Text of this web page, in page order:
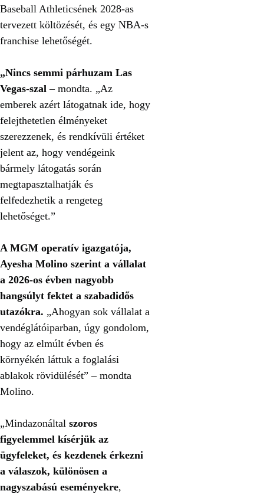
Baseball Athleticsének 2028-as
tervezett költözését, és egy NBA-s
franchise lehetőségét.
„Nincs semmi párhuzam Las
Vegas-szal – mondta. „Az
emberek azért látogatnak ide, hogy
felejthetetlen élményeket
szerezzenek, és rendkívüli értéket
jelent az, hogy vendégeink
bármely látogatás során
megtapasztalhatják és
felfedezhetik a rengeteg
lehetőséget.”
A MGM operatív igazgatója,
Ayesha Molino szerint a vállalat
a 2026-os évben nagyobb
hangsúlyt fektet a szabadidős
utazókra. „Ahogyan sok vállalat a
vendéglátóiparban, úgy gondolom,
hogy az elmúlt évben és
környékén láttuk a foglalási
ablakok rövidülését” – mondta
Molino.
„Mindazonáltal szoros
figyelemmel kísérjük az
ügyfeleket, és kezdenek érkezni
a válaszok, különösen a
nagyszabású eseményekre,